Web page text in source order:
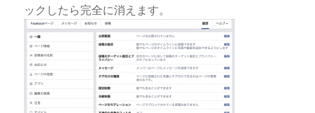
ックしたら完全に消えます。